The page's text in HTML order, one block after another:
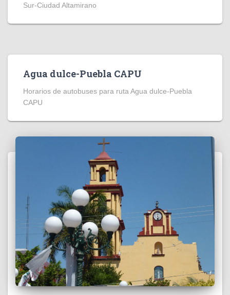
Sur-Ciudad Altamirano
Agua dulce-Puebla CAPU
Horarios de autobuses para ruta Agua dulce-Puebla
CAPU